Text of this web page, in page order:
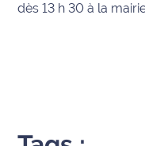
dès 13 h 30 à la